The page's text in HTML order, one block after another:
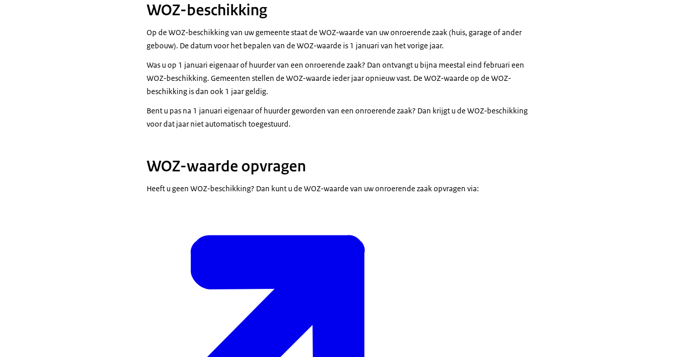
WOZ-beschikking
Op de WOZ-beschikking van uw gemeente staat de WOZ-waarde van uw onroerende zaak (huis, garage of ander
gebouw). De datum voor het bepalen van de WOZ-waarde is 1 januari van het vorige jaar.
Was u op 1 januari eigenaar of huurder van een onroerende zaak? Dan ontvangt u bijna meestal eind februari een
WOZ-beschikking. Gemeenten stellen de WOZ-waarde ieder jaar opnieuw vast. De WOZ-waarde op de WOZ-
beschikking is dan ook 1 jaar geldig.
Bent u pas na 1 januari eigenaar of huurder geworden van een onroerende zaak? Dan krijgt u de WOZ-beschikking
voor dat jaar niet automatisch toegestuurd.
WOZ-waarde opvragen
Heeft u geen WOZ-beschikking? Dan kunt u de WOZ-waarde van uw onroerende zaak opvragen via: